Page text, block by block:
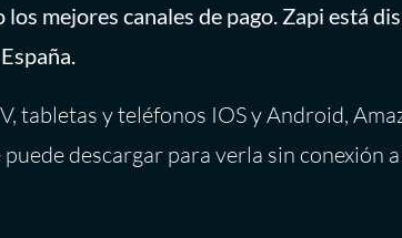
mejores canales de pago. Zapi está
tabletas y teléfonos IOS y Android,
descargar para verla sin conexión